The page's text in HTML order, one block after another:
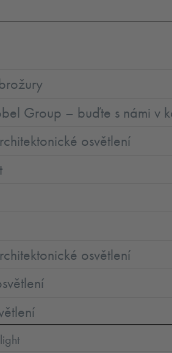
Group – buďte s námi v
osvětlení
osvětlení